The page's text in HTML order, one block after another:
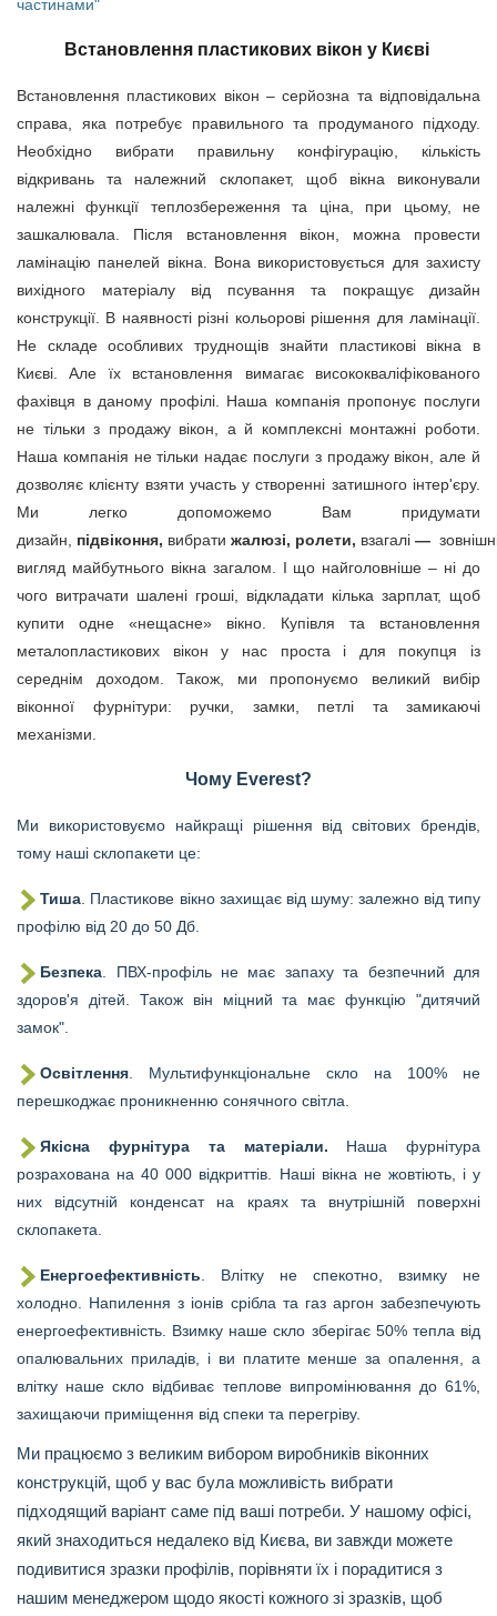
частинами"
Встановлення пластикових вікон у Києві
Встановлення пластикових вікон – серйозна та відповідальна
справа, яка потребує правильного та продуманого підходу.
Необхідно вибрати правильну конфігурацію, кількість
відкривань та належний склопакет, щоб вікна виконували
належні функції теплозбереження та ціна, при цьому, не
зашкалювала. Після встановлення вікон, можна провести
ламінацію панелей вікна. Вона використовується для захисту
вихідного матеріалу від псування та покращує дизайн
конструкції. В наявності різні кольорові рішення для ламінації.
Не складе особливих труднощів знайти
пластикові вікна в
Києві . Але їх встановлення вимагає висококваліфікованого
фахівця в даному профілі. Наша компанія пропонує послуги
не тільки з продажу вікон, а й комплексні монтажні роботи.
Наша компанія не тільки надає послуги з продажу вікон, але й
дозволяє клієнту взяти участь у створенні затишного інтер'єру.
Ми легко допоможемо Вам придумати
дизайн,
підвіконня, вибрати жалюзі, ролети, взагалі —
вигляд майбутнього вікна загалом. І що найголовніше – ні до
чого витрачати шалені гроші, відкладати кілька зарплат, щоб
купити одне «нещасне» вікно. Купівля та встановлення
металопластикових вікон у нас проста і для покупця із
середнім доходом. Також, ми пропонуємо великий вибір
віконної фурнітури: ручки, замки, петлі та замикаючі
механізми.
Чому Everest?
Ми використовуємо найкращі рішення від світових брендів,
тому наші склопакети це:
Тиша . Пластикове вікно захищає від шуму: залежно від типу
профілю від 20 до 50 Дб.
Безпека . ПВХ-профіль не має запаху та безпечний для
здоров'я дітей. Також він міцний та має функцію "дитячий
замок".
Освітлення . Мультифункціональне скло на 100% не
перешкоджає проникненню сонячного світла.
Якісна фурнітура та матеріали. Наша фурнітура
розрахована на 40 000 відкриттів. Наші вікна не жовтіють, і у
них відсутній конденсат на краях та внутрішній поверхні
склопакета.
Енергоефективність . Влітку не спекотно, взимку не
холодно. Напилення з іонів срібла та газ аргон забезпечують
енергоефективність. Взимку наше скло зберігає 50% тепла від
опалювальних приладів, і ви платите менше за опалення, а
влітку наше скло відбиває теплове випромінювання до 61%,
захищаючи приміщення від спеки та перегріву.
Ми працюємо з великим вибором виробників віконних
конструкцій, щоб у вас була можливість вибрати
підходящий варіант саме під ваші потреби. У нашому офісі,
який знаходиться недалеко від Києва, ви завжди можете
подивитися зразки профілів, порівняти їх і порадитися з
нашим менеджером щодо якості кожного зі зразків, щоб